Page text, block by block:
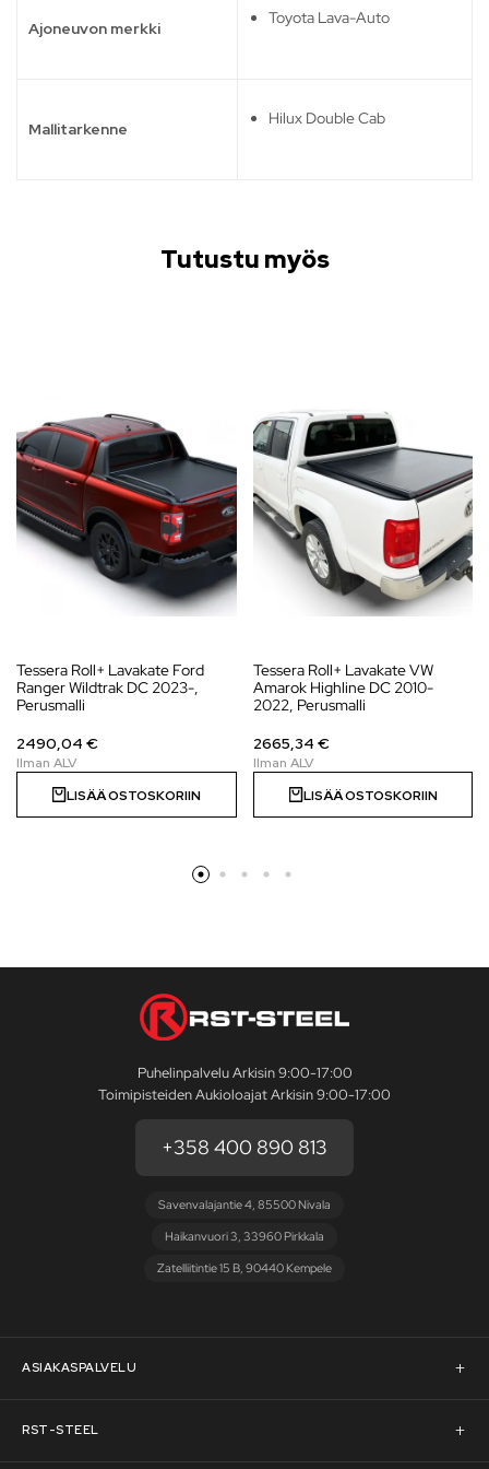
Ajoneuvon merkki
Toyota Lava-Auto
Mallitarkenne
Hilux Double Cab
Tutustu myös
Tessera Roll+ Lavakate Ford
Ranger Wildtrak DC 2023-,
Perusmalli
2490,04 €
LISÄÄ OSTOSKORIIN
Tessera Roll+ Lavakate VW
Amarok Highline DC 2010-
2022, Perusmalli
2665,34 €
LISÄÄ OSTOSKORIIN
Puhelinpalvelu Arkisin 9:00-17:00
Toimipisteiden Aukioloajat Arkisin 9:00-17:00
+358 400 890 813
Savenvalajantie 4, 85500 Nivala
Haikanvuori 3, 33960 Pirkkala
Zatelliitintie 15 B, 90440 Kempele
ASIAKASPALVELU
Asiakaspalvelu
RST-STEEL